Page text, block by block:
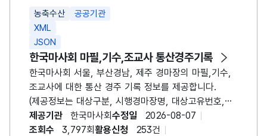
요청메세지 경마장번호(meet)에 4를 입력시 영천경마
자료를 조회할 수 있습니다.
농축수산
공공기관
XML
JSON
한국마사회 마필,기수,조교사 통산경주기록
한국마사회 서울, 부산경남, 제주 경마장의 마필,기수,
조교사에 대한 통산 경주 기록 정보를 제공합니다.
(제공정보는 대상구분, 시행경마장명, 대상고유번호,
대상명, 통산1~5위횟수, 통산출주횟수, 통산착순상금,
통산조건상금, 최근1년1~5위횟수, 최근1년출주횟수,
제공기관 한국마사회 수정일
2026-08-07
조회수
3,797회 활용신청
253건